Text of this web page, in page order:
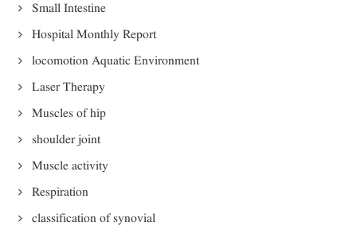
Small Intestine
Hospital Monthly Report
locomotion Aquatic Environment
Laser Therapy
Muscles of hip
shoulder joint
Muscle activity
Respiration
classification of synovial